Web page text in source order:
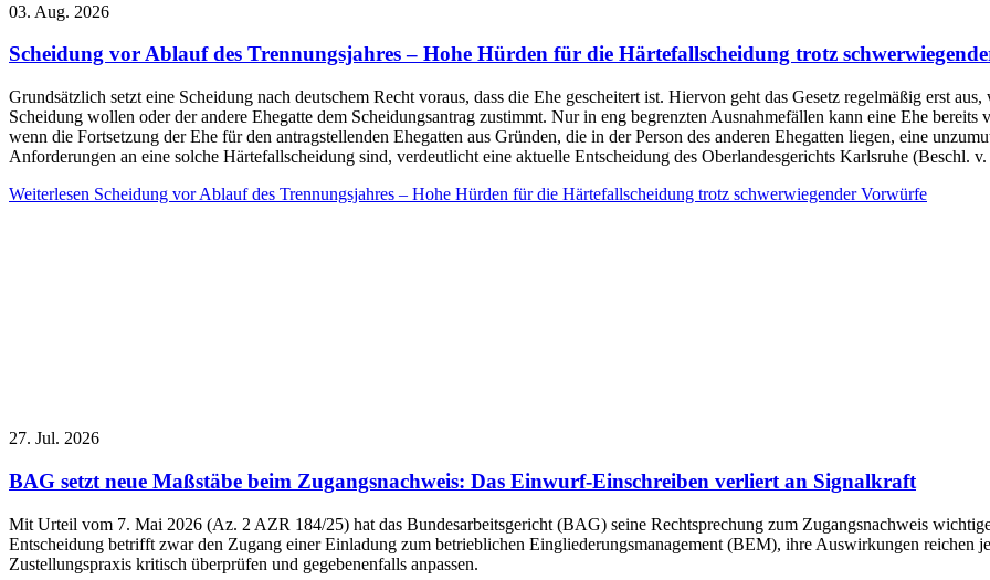
03. Aug. 2026
Scheidung vor Ablauf des Trennungsjahres – Hohe Hürden für die Härtefallscheidung trotz
Grundsätzlich setzt eine Scheidung nach deutschem Recht voraus, dass die Ehe gescheitert ist. Hiervon geht das Gesetz regelmäßig erst
Scheidung wollen oder der andere Ehegatte dem Scheidungsantrag zustimmt. Nur in eng begrenzten Ausnahmefällen kann eine Ehe
wenn die Fortsetzung der Ehe für den antragstellenden Ehegatten aus Gründen, die in der Person des anderen Ehegatten liegen, eine
Anforderungen an eine solche Härtefallscheidung sind, verdeutlicht eine aktuelle Entscheidung des Oberlandesgerichts Karlsruhe (Beschl.
Weiterlesen Scheidung vor Ablauf des Trennungsjahres – Hohe Hürden für die Härtefallscheidung trotz schwerwiegender Vorwürfe
27. Jul. 2026
BAG setzt neue Maßstäbe beim Zugangsnachweis: Das Einwurf-Einschreiben verliert an Signalkraft
Mit Urteil vom 7. Mai 2026 (Az. 2 AZR 184/25) hat das Bundesarbeitsgericht (BAG) seine Rechtsprechung zum Zugangsnachweis
Entscheidung betrifft zwar den Zugang einer Einladung zum betrieblichen Eingliederungsmanagement (BEM), ihre Auswirkungen reichen
Zustellungspraxis kritisch überprüfen und gegebenenfalls anpassen.